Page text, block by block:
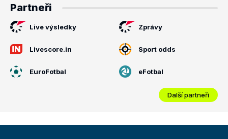
Partneři
Live výsledky Zprávy
Livescore.in Sport odds
EuroFotbal eFotbal
Další partneři